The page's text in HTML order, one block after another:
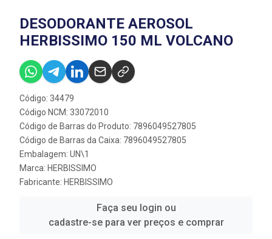
DESODORANTE AEROSOL
HERBISSIMO 150 ML VOLCANO
Código: 34479
Código NCM: 33072010
Código de Barras do Produto: 7896049527805
Código de Barras da Caixa: 7896049527805
Embalagem: UN\1
Marca: HERBISSIMO
Fabricante: HERBISSIMO
Faça seu login ou
cadastre-se para ver preços e comprar